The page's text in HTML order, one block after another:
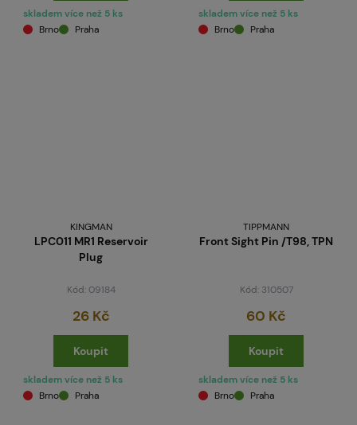
skladem více než 5 ks
Brno
Praha
skladem více než 5 ks
Brno
Praha
KINGMAN
LPC011 MR1 Reservoir
Plug
Kód: 09184
26 Kč
Koupit
skladem více než 5 ks
Brno
Praha
TIPPMANN
Front Sight Pin /T98, TPN
Kód: 310507
60 Kč
Koupit
skladem více než 5 ks
Brno
Praha